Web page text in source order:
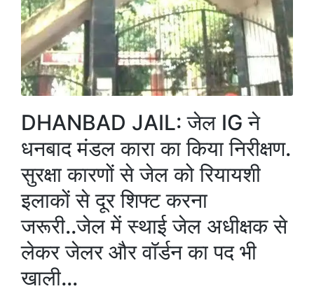
DHANBAD JAIL: जेल IG ने
धनबाद मंडल कारा का किया निरीक्षण.
सुरक्षा कारणों से जेल को रियायशी
इलाकों से दूर शिफ्ट करना
जरूरी..जेल में स्थाई जेल अधीक्षक से
लेकर जेलर और वॉर्डन का पद भी
खाली…